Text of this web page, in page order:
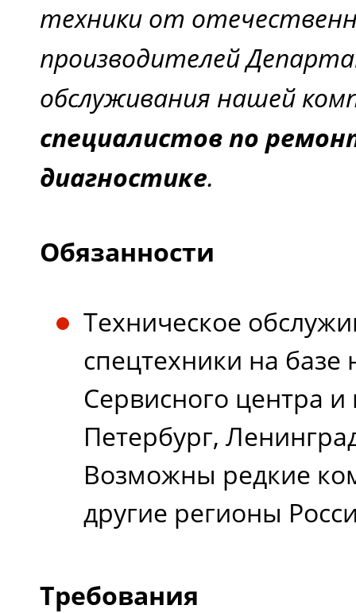
техники от
производителей
обслуживания нашей
специалистов по
диагностике.
Обязанности
Техническое
спецтехники на базе
Сервисного центра
Петербург,
Возможны редкие
другие регионы
Требования